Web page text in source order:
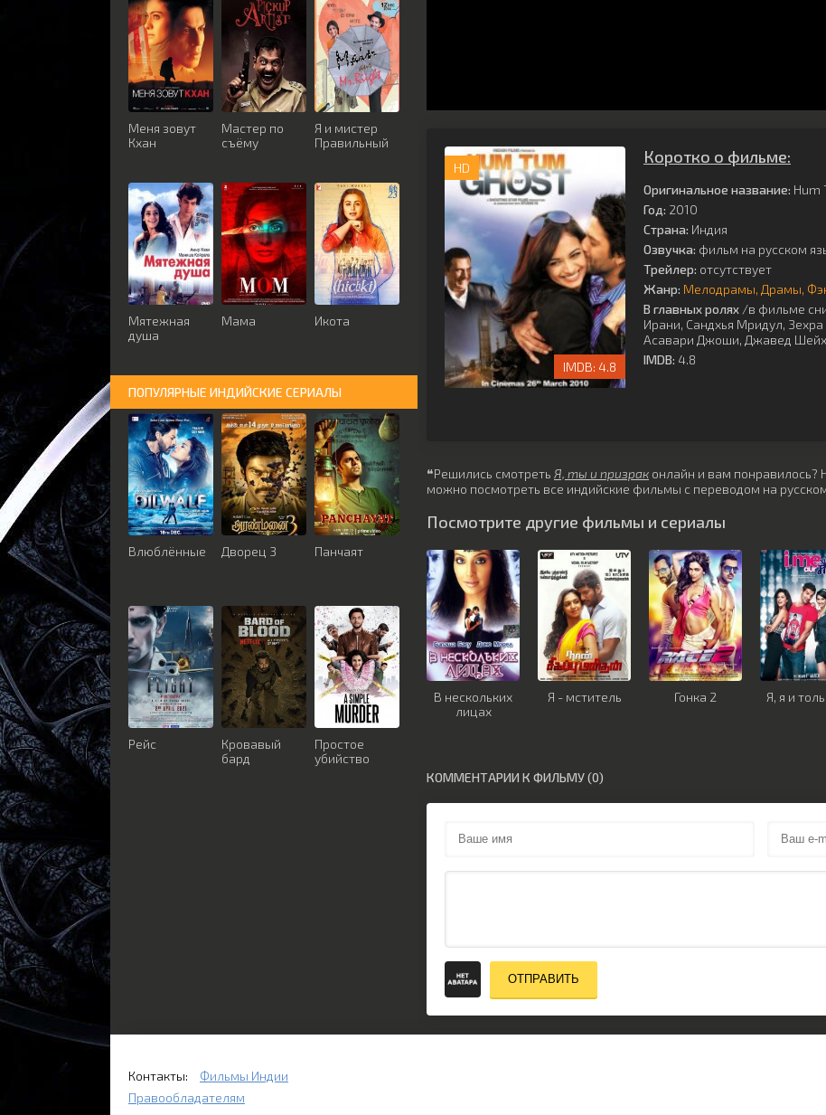
HD
4.8
Коротко о фильме:
Оригинальное название: Hum
Год: 2010
Страна: Индия
Озвучка: фильм на русском
Трейлер: отсутствует
Жанр: Мелодрамы Драмы
В главных ролях /в фильме
Ирани, Сандхья Мридул,
Асавари Джоши, Джавед Шейх
IMDB: 4.8
❝Решились смотреть Я, ты и призрак онлайн и вам понравилось?
можно посмотреть все индийские фильмы с переводом на
Посмотрите другие фильмы и сериалы
В нескольких
лицах
Я - мститель Гонка 2 Я, я и
КОММЕНТАРИИ К ФИЛЬМУ (0)
ОТПРАВИТЬ
Меня зовут
Кхан
Мастер по
съёму
Я и мистер
Правильный
Мятежная
душа
Мама Икота
ПОПУЛЯРНЫЕ ИНДИЙСКИЕ СЕРИАЛЫ
Влюблённые Дворец 3 Панчаят
Рейс
Кровавый
бард
Простое
убийство
Контакты:
Фильмы Индии
Правообладателям